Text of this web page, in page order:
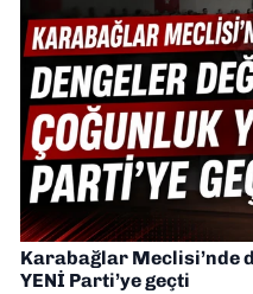
Karabağlar Meclisi’nde
YENİ Parti’ye geçti